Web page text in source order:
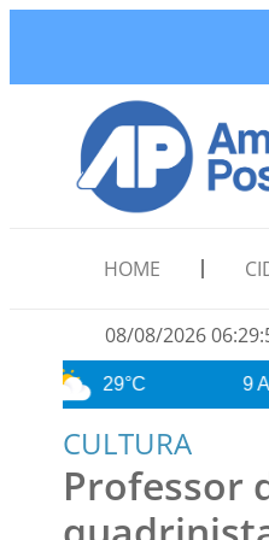
HOME
08/08/2026
CULTURA
Professor